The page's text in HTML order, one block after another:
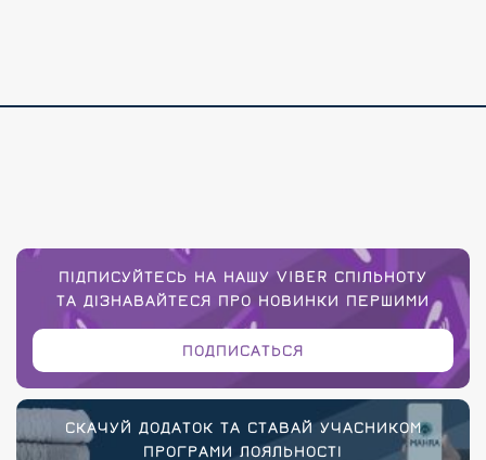
ПІДПИСУЙТЕСЬ НА НАШУ VIBER СПІЛЬНОТУ
ТА ДІЗНАВАЙТЕСЯ ПРО НОВИНКИ ПЕРШИМИ
ПОДПИСАТЬСЯ
СКАЧУЙ ДОДАТОК ТА СТАВАЙ УЧАСНИКОМ
ПРОГРАМИ ЛОЯЛЬНОСТІ